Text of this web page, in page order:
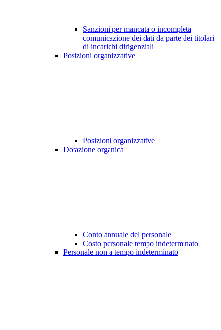
Sanzioni per mancata o incompleta
comunicazione dei dati da parte dei titolari
di incarichi dirigenziali
Posizioni organizzative
Posizioni organizzative
Dotazione organica
Conto annuale del personale
Costo personale tempo indeterminato
Personale non a tempo indeterminato